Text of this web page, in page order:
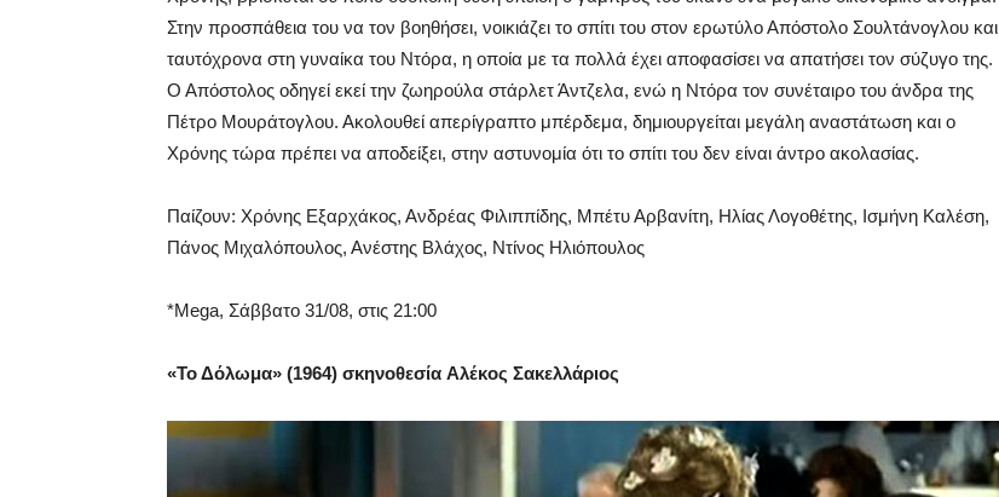
Στην προσπάθεια του να τον βοηθήσει, νοικιάζει το σπίτι του στον ερωτύλο Απόστολο Σουλτάνογλου και
ταυτόχρονα στη γυναίκα του Ντόρα, η οποία με τα πολλά έχει αποφασίσει να απατήσει τον σύζυγο της.
Ο Απόστολος οδηγεί εκεί την ζωηρούλα στάρλετ Άντζελα, ενώ η Ντόρα τον συνέταιρο του άνδρα της
Πέτρο Μουράτογλου. Ακολουθεί απερίγραπτο μπέρδεμα, δημιουργείται μεγάλη αναστάτωση και ο
Χρόνης τώρα πρέπει να αποδείξει, στην αστυνομία ότι το σπίτι του δεν είναι άντρο ακολασίας.
Παίζουν: Χρόνης Εξαρχάκος, Ανδρέας Φιλιππίδης, Μπέτυ Αρβανίτη, Ηλίας Λογοθέτης, Ισμήνη Καλέση,
Πάνος Μιχαλόπουλος, Ανέστης Βλάχος, Ντίνος Ηλιόπουλος
*Mega, Σάββατο 31/08, στις 21:00
«Το Δόλωμα» (1964) σκηνοθεσία Αλέκος Σακελλάριος